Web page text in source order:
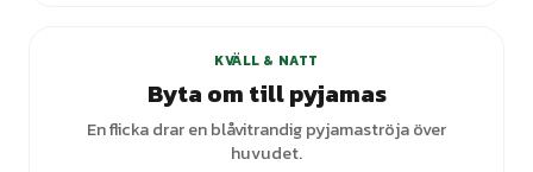
KVÄLL & NATT
Byta om till pyjamas
En flicka drar en blåvitrandig pyjamaströja över
huvudet.